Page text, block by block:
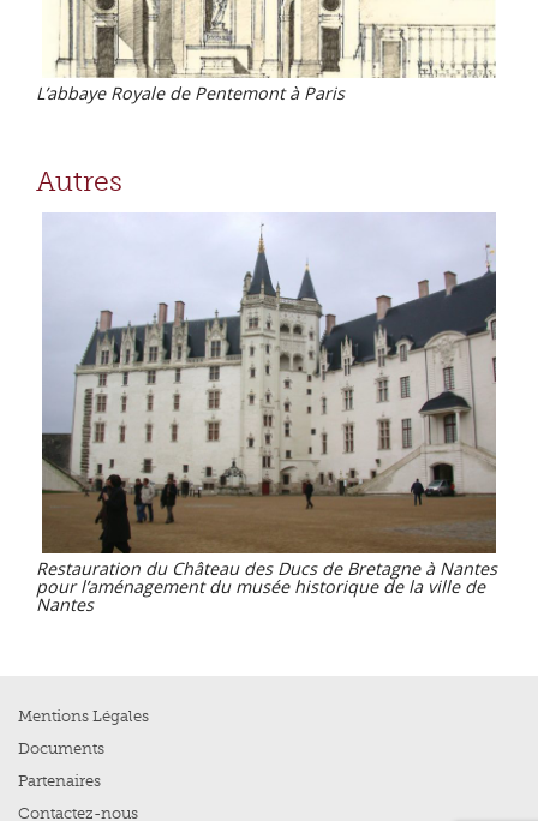
L’abbaye Royale de Pentemont à Paris
Autres
Restauration du Château des Ducs de Bretagne à Nantes
pour l’aménagement du musée historique de la ville de
Nantes
Mentions Légales
Documents
Partenaires
Contactez-nous